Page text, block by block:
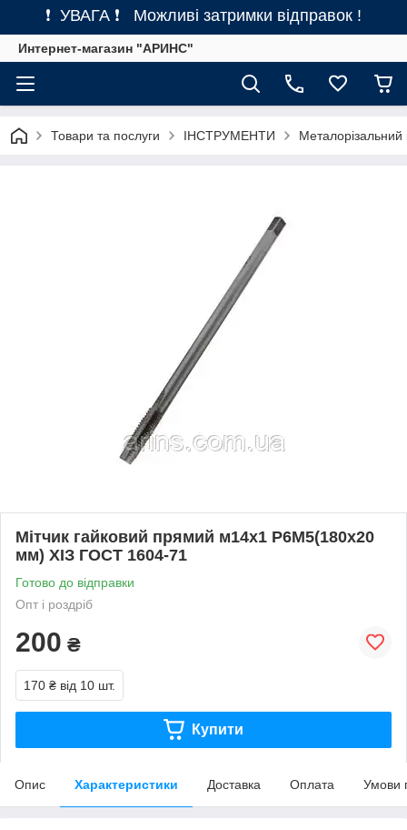
❗ УВАГА ❗ Можливі затримки відправок !
Интернет-магазин "АРИНС"
Товари та послуги ІНСТРУМЕНТИ Металорізальний
Мітчик гайковий прямий м14х1 Р6М5(180х20
мм) ХІЗ ГОСТ 1604-71
Готово до відправки
Опт і роздріб
200 ₴
170 ₴ від 10 шт.
Купити
Опис Характеристики Доставка Оплата Умови